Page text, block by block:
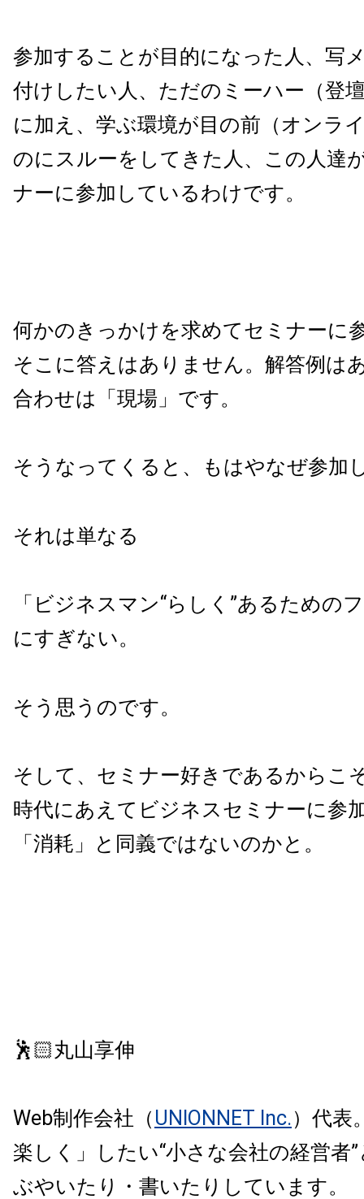
参加することが目的になった人、写
付けしたい人、ただのミーハー（登
に加え、学ぶ環境が目の前（オンラ
のにスルーをしてきた人、この人達
ナーに参加しているわけです。
何かのきっかけを求めてセミナーに
そこに答えはありません。解答例は
合わせは「現場」です。
そうなってくると、もはやなぜ参加
それは単なる
「ビジネスマン“らしく”あるための
にすぎない。
そう思うのです。
そして、セミナー好きであるからこ
時代にあえてビジネスセミナーに参
「消耗」と同義ではないのかと。
🕺🏻丸山享伸
Web制作会社（ UNIONNET Inc.）代表
楽しく」したい“小さな会社の経営者
ぶやいたり・書いたりしています。